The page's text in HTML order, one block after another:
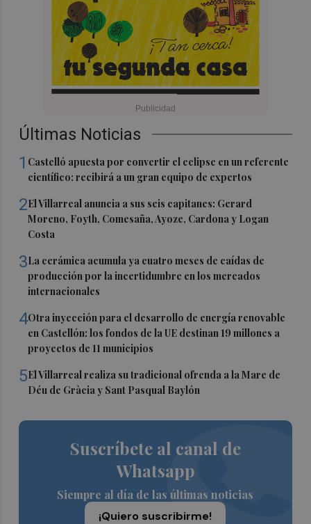
Últimas Noticias
1 Castelló apuesta por convertir el eclipse en un referente
científico: recibirá a un gran equipo de expertos
2El Villarreal anuncia a sus seis capitanes: Gerard
Moreno, Foyth, Comesaña, Ayoze, Cardona y Logan
Costa
3La cerámica acumula ya cuatro meses de caídas de
producción por la incertidumbre en los mercados
internacionales
4Otra inyección para el desarrollo de energía renovable
en Castellón: los fondos de la UE destinan 19 millones a
proyectos de 11 municipios
5El Villarreal realiza su tradicional ofrenda a la Mare de
Déu de Gràcia y Sant Pasqual Baylón
Suscríbete al canal de
Whatsapp
Siempre al día de las últimas noticias
¡Quiero suscribirme!